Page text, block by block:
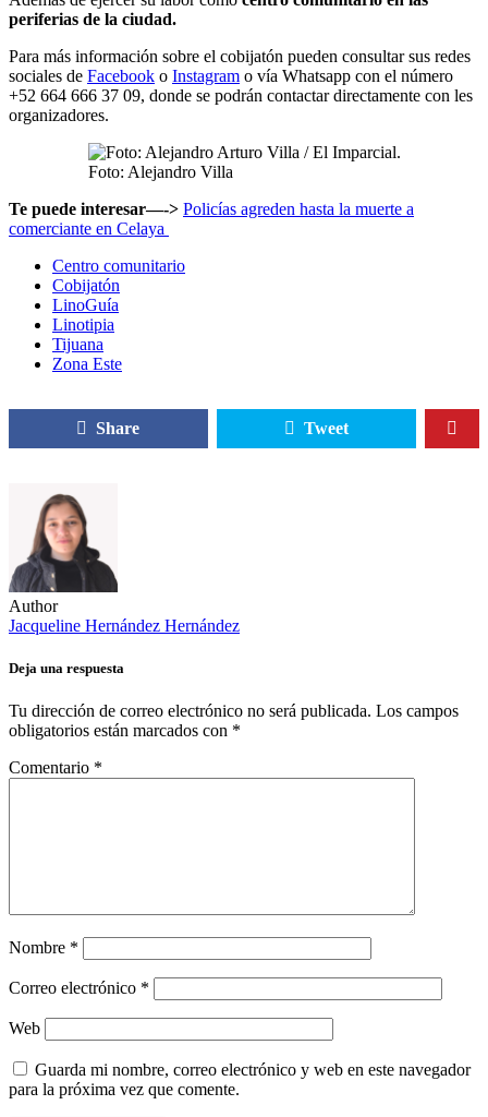
periferias de la ciudad.
Para más información sobre el cobijatón pueden consultar sus redes
sociales de Facebook o Instagram o vía Whatsapp con el número
+52 664 666 37 09, donde se podrán contactar directamente con les
organizadores.
Foto: Alejandro Villa
Te puede interesar—-> Policías agreden hasta la muerte a
comerciante en Celaya
Centro comunitario
Cobijatón
LinoGuía
Linotipia
Tijuana
Zona Este
Share Tweet
Author
Jacqueline Hernández Hernández
Deja una respuesta
Tu dirección de correo electrónico no será publicada. Los campos
obligatorios están marcados con *
Comentario *
Nombre *
Correo electrónico *
Web
Guarda mi nombre, correo electrónico y web en este navegador
para la próxima vez que comente.